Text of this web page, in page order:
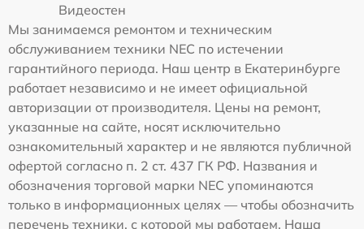
Видеостен
Мы занимаемся ремонтом и техническим
обслуживанием техники NEC по истечении
гарантийного периода. Наш центр в Екатеринбурге
работает независимо и не имеет официальной
авторизации от производителя. Цены на ремонт,
указанные на сайте, носят исключительно
ознакомительный характер и не являются публичной
офертой согласно п. 2 ст. 437 ГК РФ. Названия и
обозначения торговой марки NEC упоминаются
только в информационных целях — чтобы обозначить
перечень техники, с которой мы работаем. Наша